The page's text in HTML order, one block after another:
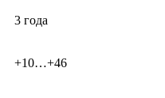
3 года
+10…+46